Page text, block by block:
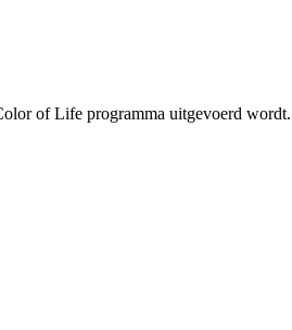
of Life programma uitgevoerd wordt.